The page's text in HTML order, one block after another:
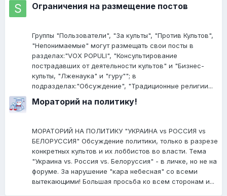
Ограничения на размещение постов
Группы "Пользователи", "За культы", "Против Культов",
"Непонимаемые" могут размещать свои посты в
разделах:"VOX POPULI", "Консультирование
пострадавших от деятельности культов" и "Бизнес-
культы, "Лженаука" и "гуру""; в
подразделах:"Обсуждение", "Традиционные религии...
Мораторий на политику!
МОРАТОРИЙ НА ПОЛИТИКУ "УКРАИНА vs РОССИЯ vs
БЕЛОРУССИЯ" Обсуждение политики, только в разрезе
конкретных культов и их лоббистов во власти. Тема
"Украина vs. Россия vs. Белоруссия" - в личке, но не на
форуме. За нарушение "кара небесная" со всеми
вытекающими! Большая просьба ко всем сторонам и...